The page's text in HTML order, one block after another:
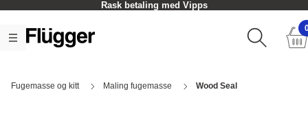
Rask betaling med Vipps
Fugemasse og kitt Maling fugemasse Wood Seal